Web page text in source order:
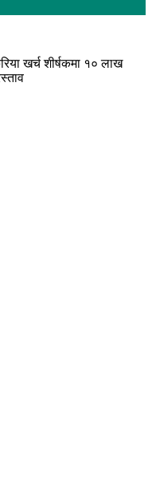
खर्च शीर्षकमा १० लाख